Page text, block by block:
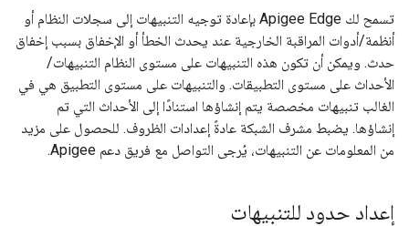
تسمح لك Apigee Edge بإعادة توجيه التنبيهات إلى سجلات النظام أو
أنظمة/أدوات المراقبة الخارجية عند يحدث الخطأ أو الإخفاق بسبب إخفاق
حدث. ويمكن أن تكون هذه التنبيهات على مستوى النظام التنبيهات/
الأحداث على مستوى التطبيقات. والتنبيهات على مستوى التطبيق هي في
الغالب تنبيهات مخصصة يتم إنشاؤها استنادًا إلى الأحداث التي تم
إنشاؤها. يضبط مشرف الشبكة عادةً إعدادات الظروف. للحصول على مزيد
من المعلومات عن التنبيهات، يُرجى التواصل مع فريق دعم Apigee.
إعداد حدود للتنبيهات